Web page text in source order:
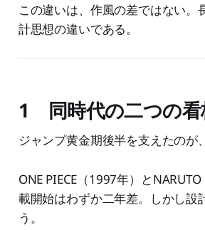
この違いは、作風の差ではない。
計思想の違いである。
1 同時代の二つの看
ジャンプ黄金期後半を支えたのが
ONE PIECE（1997年）と
載開始はわずか二年差。しかし設
う。